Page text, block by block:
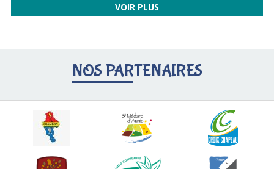
VOIR PLUS
NOS PARTENAIRES